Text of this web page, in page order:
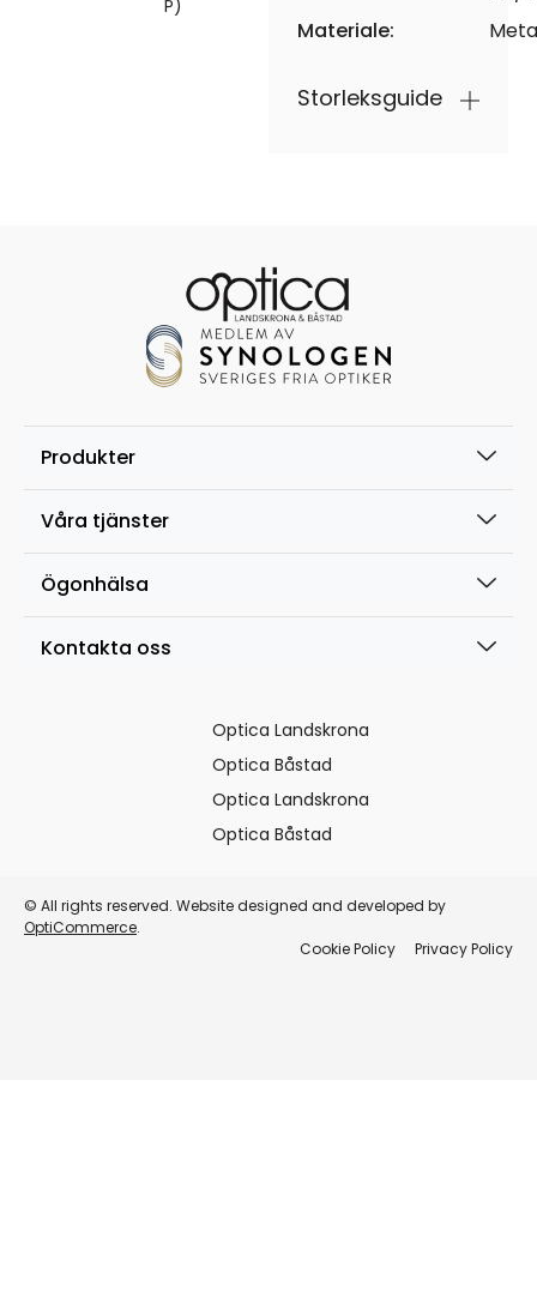
P)
Materiale:
Storleksguide
Produkter
Våra tjänster
Ögonhälsa
Kontakta oss
Optica Landskrona
Optica Båstad
Optica Landskrona
Optica Båstad
© All rights reserved. Website designed and developed by
OptiCommerce.
Cookie Policy
Privacy Policy